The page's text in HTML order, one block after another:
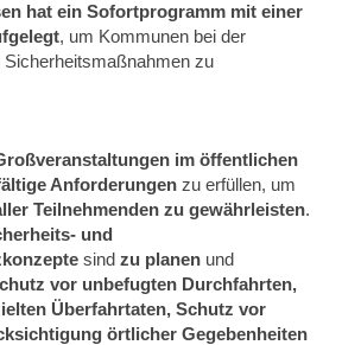
hat ein Sofortprogramm mit einer
, um Kommunen bei der
zu
im öffentlichen
Anforderungen zu erfüllen, um
Teilnehmenden zu gewährleisten.
und
sind zu planen und
vor unbefugten Durchfahrten,
Überfahrtaten, Schutz vor
örtlicher Gegebenheiten